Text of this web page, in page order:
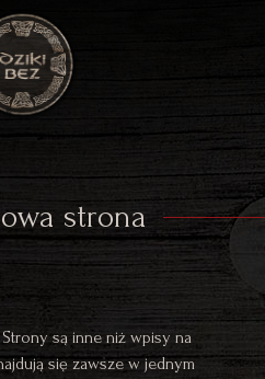
strona
są inne niż wpisy na
się zawsze w jednym